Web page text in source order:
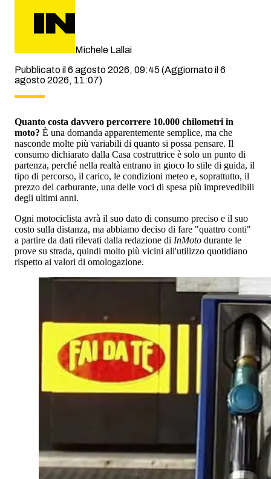
Michele Lallai
Pubblicato il 6 agosto 2026, 09:45 (Aggiornato il 6
agosto 2026, 11:07)
Quanto costa davvero percorrere 10.000 chilometri in
moto? È una domanda apparentemente semplice, ma che
nasconde molte più variabili di quanto si possa pensare. Il
consumo dichiarato dalla Casa costruttrice è solo un punto di
partenza, perché nella realtà entrano in gioco lo stile di guida, il
tipo di percorso, il carico, le condizioni meteo e, soprattutto, il
prezzo del carburante, una delle voci di spesa più imprevedibili
degli ultimi anni.
Ogni motociclista avrà il suo dato di consumo preciso e il suo
costo sulla distanza, ma abbiamo deciso di fare "quattro conti"
a partire da dati rilevati dalla redazione di InMoto durante le
prove su strada, quindi molto più vicini all'utilizzo quotidiano
rispetto ai valori di omologazione.